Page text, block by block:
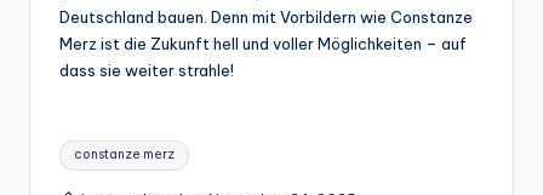
Deutschland bauen. Denn mit Vorbildern wie Constanze
Merz ist die Zukunft hell und voller Möglichkeiten – auf
dass sie weiter strahle!
Tags:
constanze merz